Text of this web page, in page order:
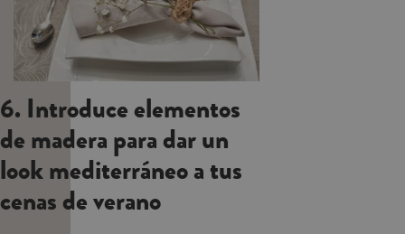
6. Introduce elementos
de madera para dar un
look mediterráneo a tus
cenas de verano